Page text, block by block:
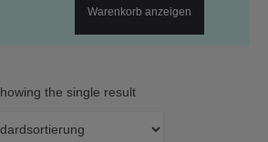
Warenkorb anzeigen
the single result